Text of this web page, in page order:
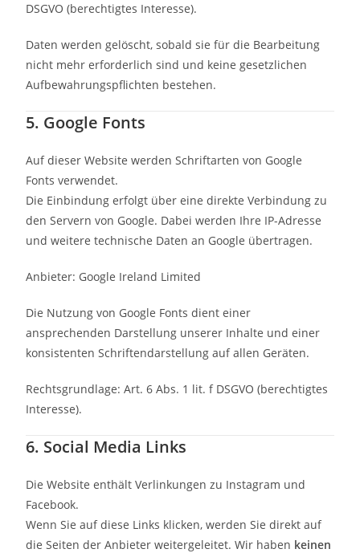
DSGVO (berechtigtes Interesse).
Daten werden gelöscht, sobald sie für die Bearbeitung
nicht mehr erforderlich sind und keine gesetzlichen
Aufbewahrungspflichten bestehen.
5. Google Fonts
Auf dieser Website werden Schriftarten von Google
Fonts verwendet.
Die Einbindung erfolgt über eine direkte Verbindung zu
den Servern von Google. Dabei werden Ihre IP-Adresse
und weitere technische Daten an Google übertragen.
Anbieter: Google Ireland Limited
Die Nutzung von Google Fonts dient einer
ansprechenden Darstellung unserer Inhalte und einer
konsistenten Schriftendarstellung auf allen Geräten.
Rechtsgrundlage: Art. 6 Abs. 1 lit. f DSGVO (berechtigtes
Interesse).
6. Social Media Links
Die Website enthält Verlinkungen zu Instagram und
Facebook.
Wenn Sie auf diese Links klicken, werden Sie direkt auf
die Seiten der Anbieter weitergeleitet. Wir haben keinen